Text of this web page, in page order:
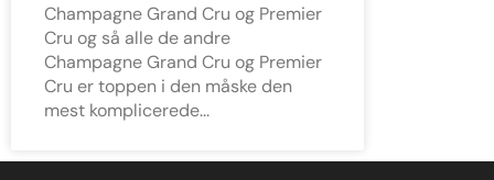
Champagne Grand Cru og Premier
Cru og så alle de andre
Champagne Grand Cru og Premier
Cru er toppen i den måske den
mest komplicerede